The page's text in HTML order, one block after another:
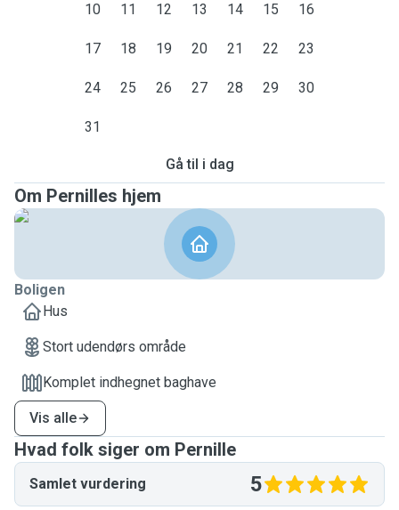
10 11 12 13 14 15 16
17 18 19 20 21 22 23
24 25 26 27 28 29 30
31
Gå til i dag
Om Pernilles hjem
Boligen
Hus
Stort udendørs område
Komplet indhegnet baghave
Vis alle
Hvad folk siger om Pernille
Samlet vurdering 5